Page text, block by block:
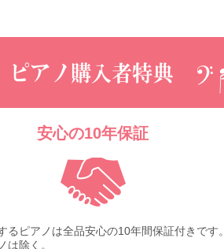
安心の10年保証
るピアノは全品安心の10年間保証付きです。
は除く。